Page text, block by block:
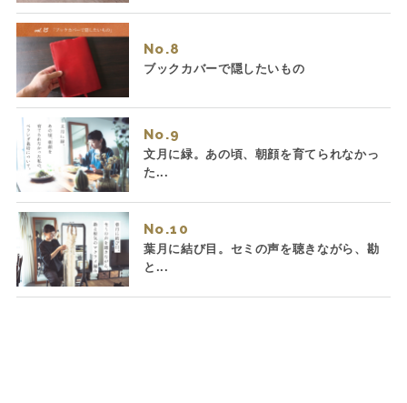
No.
ブックカバーで隠したいもの
No.
文月に緑。あの頃、朝顔を育てられなかっ
た...
No.
葉月に結び目。セミの声を聴きながら、勘
と...